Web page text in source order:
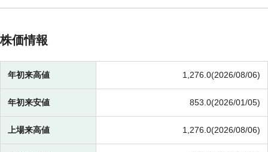
株価情報
年初来高値 1,276.0(2026/08/06)
年初来安値 853.0(2026/01/05)
上場来高値 1,276.0(2026/08/06)